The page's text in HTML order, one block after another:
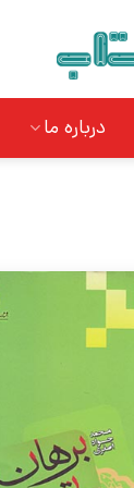
درباره ما